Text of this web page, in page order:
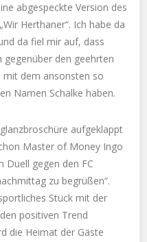
abgespeckte Version des
Herthaner“. Ich habe da
da fiel mir auf, dass
den geehrten
mit dem ansonsten so
Namen Schalke haben.
aufgeklappt
Master of Money Ingo
Duell gegen den FC
zu begrüßen“.
Stück mit der
positiven Trend
die Heimat der Gäste